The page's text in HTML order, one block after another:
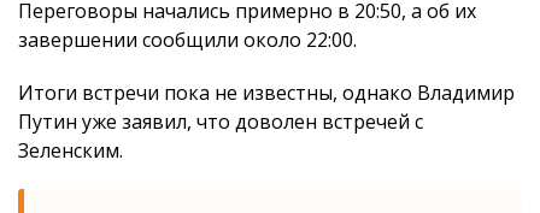
Переговоры начались примерно в 20:50, а об их
завершении сообщили около 22:00.
Итоги встречи пока не известны, однако Владимир
Путин уже заявил, что доволен встречей с
Зеленским.